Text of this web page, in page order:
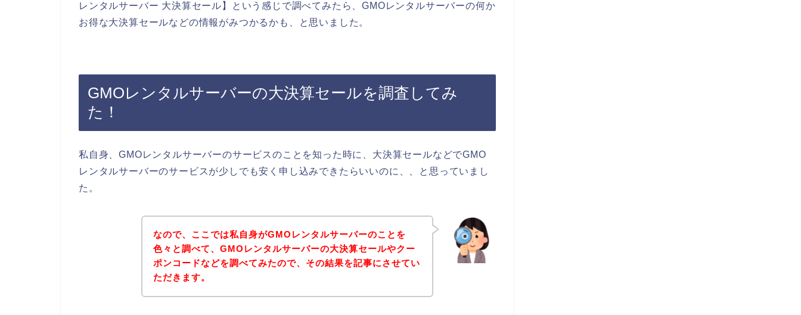
レンタルサーバー 大決算セール】という感じで調べてみたら、GMOレンタルサーバーの何か
お得な大決算セールなどの情報がみつかるかも、と思いました。
GMOレンタルサーバーの大決算セールを調査してみ
た！
私自身、GMOレンタルサーバーのサービスのことを知った時に、大決算セールなどでGMO
レンタルサーバーのサービスが少しでも安く申し込みできたらいいのに、、と思っていまし
た。
なので、ここでは私自身がGMOレンタルサーバーのことを
色々と調べて、GMOレンタルサーバーの大決算セールやクー
ポンコードなどを調べてみたので、その結果を記事にさせてい
ただきます。